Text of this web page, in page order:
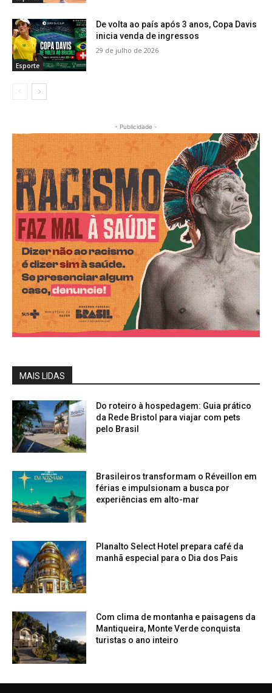
Esporte
De volta ao país após 3 anos, Copa Davis
inicia venda de ingressos
29 de julho de 2026
- Publicidade -
MAIS LIDAS
Do roteiro à hospedagem: Guia prático
da Rede Bristol para viajar com pets
pelo Brasil
Brasileiros transformam o Réveillon em
férias e impulsionam a busca por
experiências em alto-mar
Planalto Select Hotel prepara café da
manhã especial para o Dia dos Pais
Com clima de montanha e paisagens da
Mantiqueira, Monte Verde conquista
turistas o ano inteiro